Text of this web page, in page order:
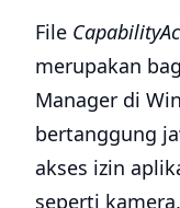
File
merupakan
Manager di
bertanggung
akses izin
seperti